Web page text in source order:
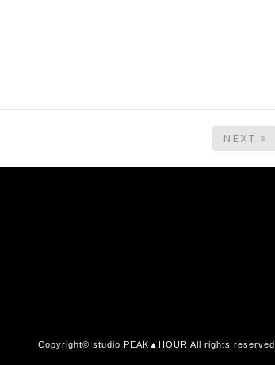
NEXT »
Copyright© studio PEAK▲HOUR All rights reserved.